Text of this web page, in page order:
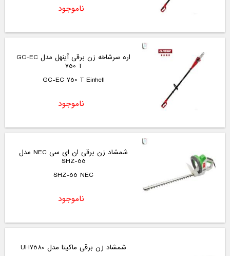
ناموجود
اره سرشاخه زن برقی آینهل مدل GC-EC
750 T
GC-EC 750 T Einhell
ناموجود
شمشاد زن برقی ان ای سی NEC مدل
SHZ-55
SHZ-55 NEC
ناموجود
شمشاد زن برقی ماکیتا مدل UH7580